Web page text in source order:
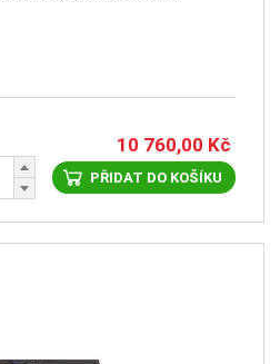
10 760,00 Kč
PŘIDAT DO KOŠÍKU